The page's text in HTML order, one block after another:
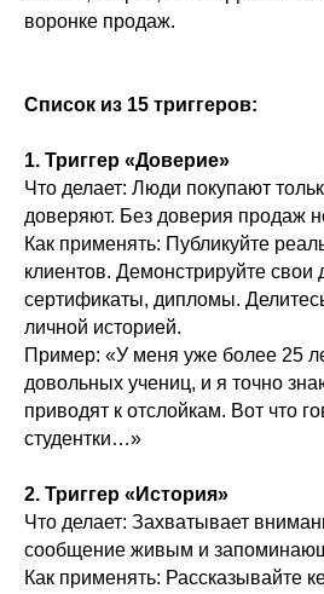
воронке продаж.
Список из 15 триггеров:
1. Триггер «Доверие»
Что делает: Люди покупают
доверяют. Без доверия продаж
Как применять: Публикуйте
клиентов. Демонстрируйте свои
сертификаты, дипломы.
личной историей.
Пример: «У меня уже более 25
довольных учениц, и я точно
приводят к отслойкам. Вот что
студентки…»
2. Триггер «История»
Что делает: Захватывает
сообщение живым и
Как применять: Рассказывайте